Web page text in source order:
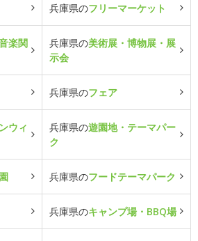
兵庫県のフリーマーケット
楽関
兵庫県の美術展・博物展・展
示会
兵庫県のフェア
ウィ
兵庫県の遊園地・テーマパー
ク
兵庫県のフードテーマパーク
兵庫県のキャンプ場・BBQ場